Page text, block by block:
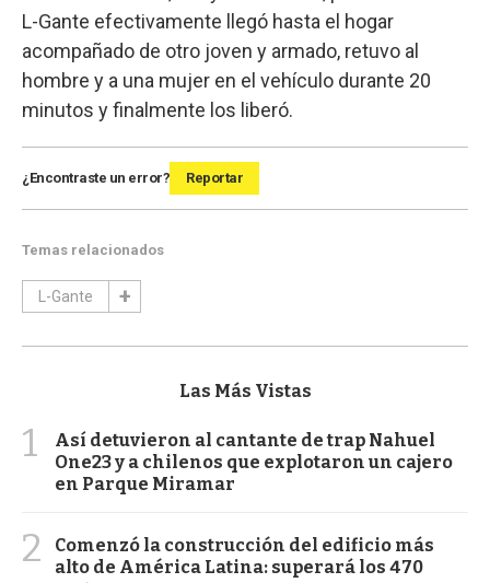
L-Gante efectivamente llegó hasta el hogar
acompañado de otro joven y armado, retuvo al
hombre y a una mujer en el vehículo durante 20
minutos y finalmente los liberó.
¿Encontraste un error? Reportar
Temas relacionados
L-Gante
Las Más Vistas
1
Así detuvieron al cantante de trap Nahuel
One23 y a chilenos que explotaron un cajero
en Parque Miramar
2
Comenzó la construcción del edificio más
alto de América Latina: superará los 470